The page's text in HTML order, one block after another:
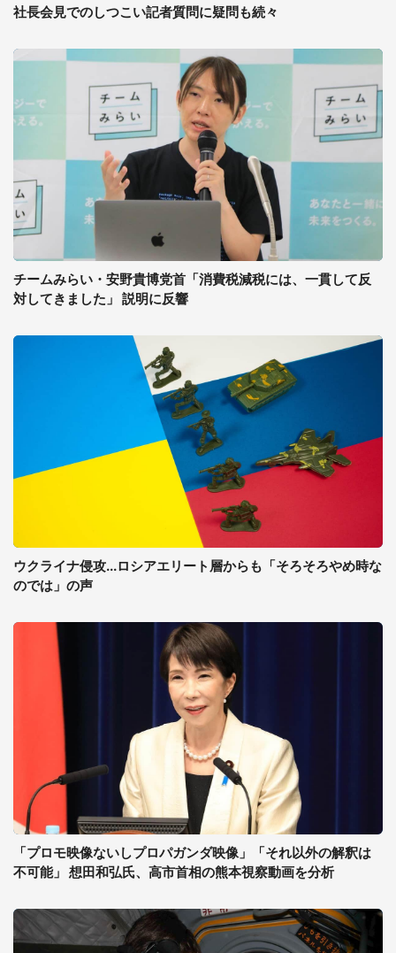
社長会見でのしつこい記者質問に疑問も続々
チームみらい・安野貴博党首「消費税減税には、一貫して反
対してきました」 説明に反響
ウクライナ侵攻...ロシアエリート層からも「そろそろやめ時な
のでは」の声
「プロモ映像ないしプロパガンダ映像」「それ以外の解釈は
不可能」 想田和弘氏、高市首相の熊本視察動画を分析